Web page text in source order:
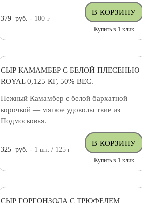
379 руб. - 100 г
Купить в 1 клик
СЫР КАМАМБЕР С БЕЛОЙ ПЛЕСЕНЬЮ
ROYAL 0,125 КГ, 50% ВЕС.
Нежный Камамбер с белой бархатной
корочкой — мягкое удовольствие из
Подмосковья.
325 руб. - 1 шт./ 125 г
Купить в 1 клик
СЫР ГОРГОНЗОЛА С ТРЮФЕЛЕМ